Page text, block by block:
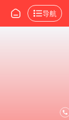
导航